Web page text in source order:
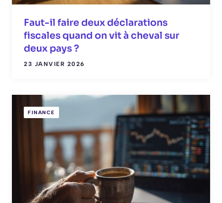
Faut-il faire deux déclarations
fiscales quand on vit à cheval sur
deux pays ?
23 JANVIER 2026
FINANCE